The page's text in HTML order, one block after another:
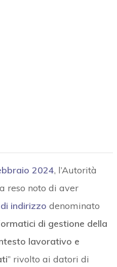
2024, l’Autorità
reso noto di aver
indirizzo denominato
di gestione della
lavorativo e
” rivolto ai datori di